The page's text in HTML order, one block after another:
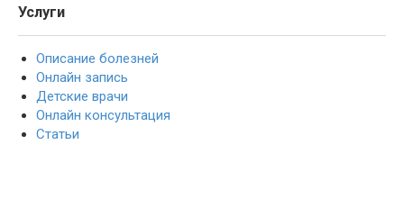
Услуги
Описание болезней
Онлайн запись
Детские врачи
Онлайн консультация
Статьи